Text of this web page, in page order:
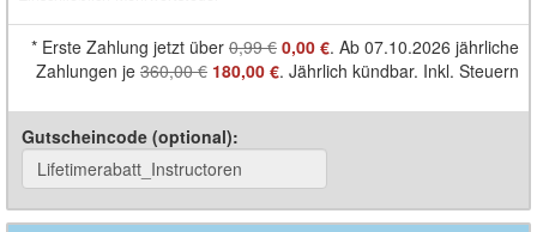
* Erste Zahlung jetzt über 0,99 € 0,00 €. Ab 07.10.2026 jährliche
Zahlungen je 360,00 € 180,00 €. Jährlich kündbar. Inkl. Steuern
Gutscheincode (optional):